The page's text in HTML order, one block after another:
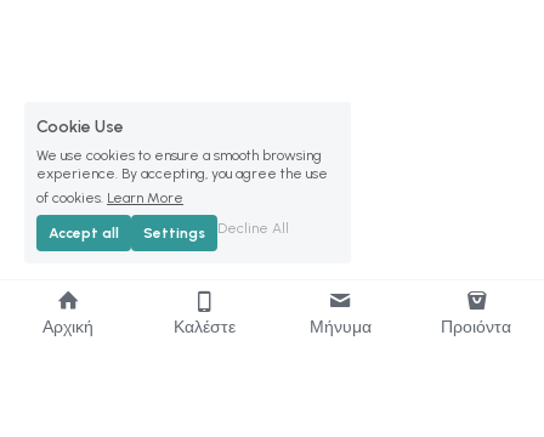
Αρχική Καλέστε Μήνυμα Προιόντα
Cookie Use
We use cookies to ensure a smooth browsing
experience. By accepting, you agree the use
of cookies. Learn More
Accept all Settings Decline All